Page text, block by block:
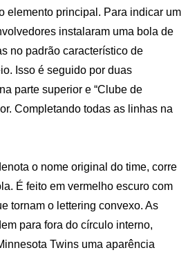
elemento principal. Para indicar um
instalaram uma bola de
no padrão característico de
Isso é seguido por duas
parte superior e “Clube de
Completando todas as linhas na
o nome original do time, corre
É feito em vermelho escuro com
tornam o lettering convexo. As
para fora do círculo interno,
Twins uma aparência